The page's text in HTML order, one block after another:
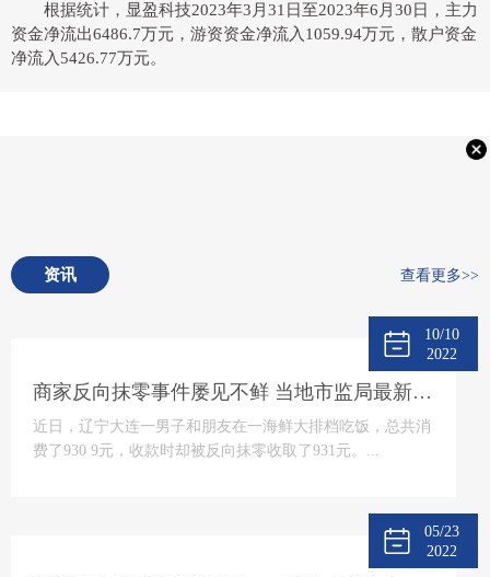
根据统计，显盈科技2023年3月31日至2023年6月30日，主力
资金净流出6486.7万元，游资资金净流入1059.94万元，散户资金
净流入5426.77万元。
资讯 查看更多>>
10/10
2022
商家反向抹零事件屡见不鲜 当地市监局最新回应将“零容忍”态度打击
近日，辽宁大连一男子和朋友在一海鲜大排档吃饭，总共消
费了930 9元，收款时却被反向抹零收取了931元。...
05/23
2022